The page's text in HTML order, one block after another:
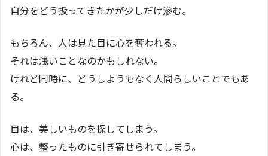
自分をどう扱ってきたかが少しだけ滲む。
もちろん、人は見た目に心を奪われる。
それは浅いことなのかもしれない。
けれど同時に、どうしようもなく人間らしいことでもあ
る。
目は、美しいものを探してしまう。
心は、整ったものに引き寄せられてしまう。